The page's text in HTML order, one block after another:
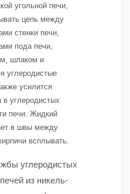
угольной печи,
цепь между
стенки печи,
пода печи,
шлаком и
углеродистые
усилится
в углеродистых
печи. Жидкий
в швы между
всплывать.
углеродистых
из никель-